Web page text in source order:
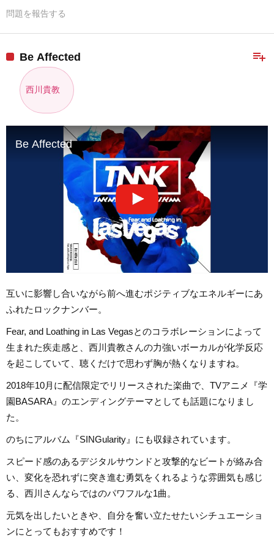
問題を報告する
playlist_add
Be Affected
西川貴教
Be Affected
互いに影響し合いながら前へ進むポジティブなエネルギーにあ
ふれたロックナンバー。
Fear, and Loathing in Las Vegasとのコラボレーションによって
生まれた疾走感と、西川貴教さんの力強いボーカルが化学反応
を起こしていて、聴くだけで思わず胸が熱くなりますね。
2018年10月に配信限定でリリースされた楽曲で、TVアニメ『学
園BASARA』のエンディングテーマとしても話題になりまし
た。
のちにアルバム『SINGularity』にも収録されています。
スピード感のあるデジタルサウンドと攻撃的なビートが絡み合
い、変化を恐れずに突き進む勇気をくれるような雰囲気も感じ
る、西川さんならではのパワフルな1曲。
元気を出したいときや、自分を奮い立たせたいシチュエーショ
ンにとってもおすすめです！